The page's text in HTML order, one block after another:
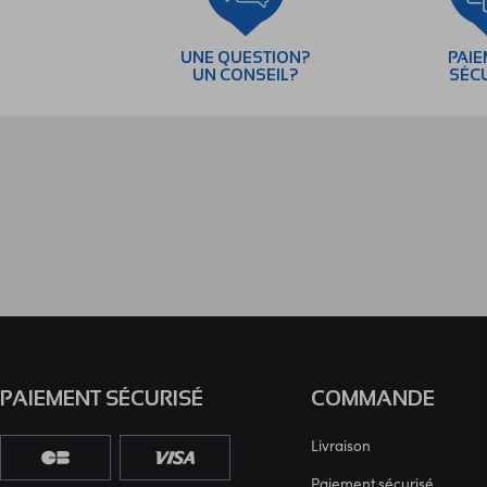
UNE QUESTION?
UN CONSEIL?
COMMANDE
Livraison
PAIEMENT SÉCURISÉ